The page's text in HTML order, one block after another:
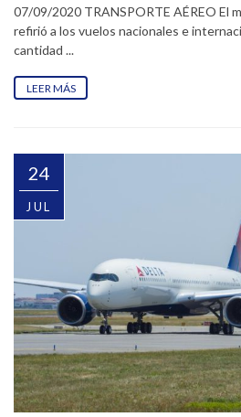
07/09/2020 TRANSPORTE AÉREO El
refirió a los vuelos nacionales e
cantidad ...
LEER MÁS
24
JUL